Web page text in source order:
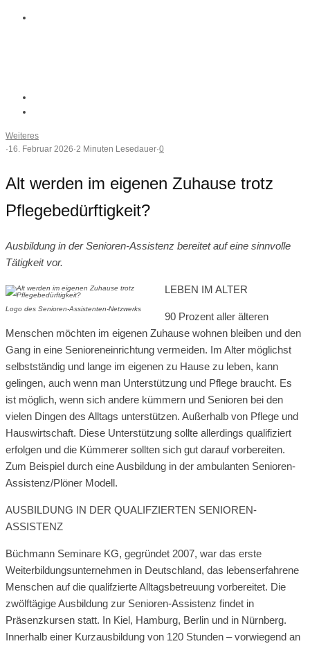
Weiteres
·16. Februar 2026·2 Minuten Lesedauer·0
Alt werden im eigenen Zuhause trotz
Pflegebedürftigkeit?
Ausbildung in der Senioren-Assistenz bereitet auf eine sinnvolle
Tätigkeit vor.
Logo des Senioren-Assistenten-Netzwerks
LEBEN IM ALTER
90 Prozent aller älteren
Menschen möchten im eigenen Zuhause wohnen bleiben und den
Gang in eine Senioreneinrichtung vermeiden. Im Alter möglichst
selbstständig und lange im eigenen zu Hause zu leben, kann
gelingen, auch wenn man Unterstützung und Pflege braucht. Es
ist möglich, wenn sich andere kümmern und Senioren bei den
vielen Dingen des Alltags unterstützen. Außerhalb von Pflege und
Hauswirtschaft. Diese Unterstützung sollte allerdings qualifiziert
erfolgen und die Kümmerer sollten sich gut darauf vorbereiten.
Zum Beispiel durch eine Ausbildung in der ambulanten Senioren-
Assistenz/Plöner Modell.
AUSBILDUNG IN DER QUALIFZIERTEN SENIOREN-
ASSISTENZ
Büchmann Seminare KG, gegründet 2007, war das erste
Weiterbildungsunternehmen in Deutschland, das lebenserfahrene
Menschen auf die qualifzierte Alltagsbetreuung vorbereitet. Die
zwölftägige Ausbildung zur Senioren-Assistenz findet in
Präsenzkursen statt. In Kiel, Hamburg, Berlin und in Nürnberg.
Innerhalb einer Kurzausbildung von 120 Stunden – vorwiegend an